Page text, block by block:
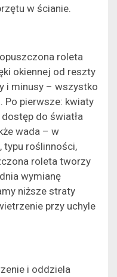
w ścianie.
roleta
okiennej od reszty
i minusy – wszystko
Po pierwsze: kwiaty
do światła
wada – w
typu roślinności,
roleta tworzy
wymianę
niższe straty
przy uchyle
i oddziela